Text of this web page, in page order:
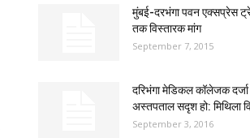
मुंबई-दरभंगा पवन एक्सप्रेस
तक विस्तारक मांग
September 7, 2015
दरिभंगा मेडिकल कॉलेजक दर्जा
अस्तपताल सदृश हो: मिथिला
September 3, 2016